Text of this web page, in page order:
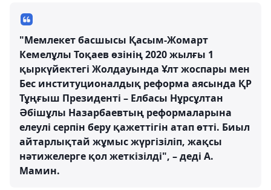
"Мемлекет басшысы Қасым-Жомарт
Кемелұлы Тоқаев өзінің 2020 жылғы 1
қыркүйектегі Жолдауында Ұлт жоспары мен
Бес институционалдық реформа аясында ҚР
Тұңғыш Президенті – Елбасы Нұрсұлтан
Әбішұлы Назарбаевтың реформаларына
елеулі серпін беру қажеттігін атап өтті. Биыл
айтарлықтай жұмыс жүргізіліп, жақсы
нәтижелерге қол жеткізілді", – деді А.
Мамин.